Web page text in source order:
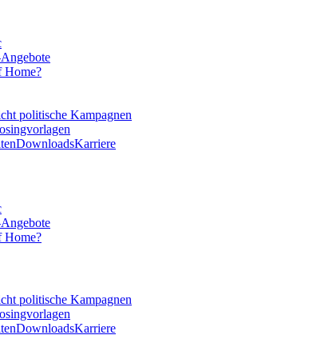
Home?
politische Kampagnen
DownloadsKarriere
Home?
politische Kampagnen
DownloadsKarriere